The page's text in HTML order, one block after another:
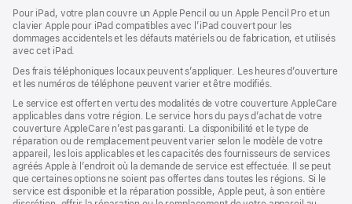
Pour iPad, votre plan couvre un Apple Pencil ou un Apple Pencil Pro et un
clavier Apple pour iPad compatibles avec l’iPad couvert pour les
dommages accidentels et les défauts matériels ou de fabrication, et utilisés
avec cet iPad.
Des frais téléphoniques locaux peuvent s’appliquer. Les heures d’ouverture
et les numéros de téléphone peuvent varier et être modifiés.
Le service est offert en vertu des modalités de votre couverture AppleCare
applicables dans votre région. Le service hors du pays d’achat de votre
couverture AppleCare n’est pas garanti. La disponibilité et le type de
réparation ou de remplacement peuvent varier selon le modèle de votre
appareil, les lois applicables et les capacités des fournisseurs de services
agréés Apple à l’endroit où la demande de service est effectuée. Il se peut
que certaines options ne soient pas offertes dans toutes les régions. Si le
service est disponible et la réparation possible, Apple peut, à son entière